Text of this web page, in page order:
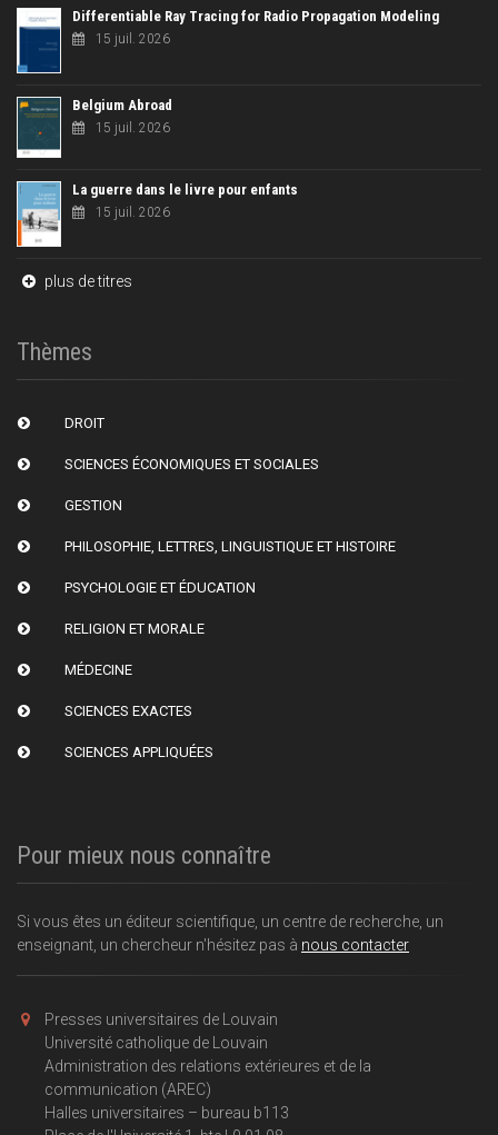
Differentiable Ray Tracing for Radio Propagation Modeling
15 juil. 2026
Belgium Abroad
15 juil. 2026
La guerre dans le livre pour enfants
15 juil. 2026
plus de titres
Thèmes
DROIT
SCIENCES ÉCONOMIQUES ET SOCIALES
GESTION
PHILOSOPHIE, LETTRES, LINGUISTIQUE ET HISTOIRE
PSYCHOLOGIE ET ÉDUCATION
RELIGION ET MORALE
MÉDECINE
SCIENCES EXACTES
SCIENCES APPLIQUÉES
Pour mieux nous connaître
Si vous êtes un éditeur scientifique, un centre de recherche, un
enseignant, un chercheur n'hésitez pas à nous contacter
Presses universitaires de Louvain
Université catholique de Louvain
Administration des relations extérieures et de la
communication (AREC)
Halles universitaires – bureau b113